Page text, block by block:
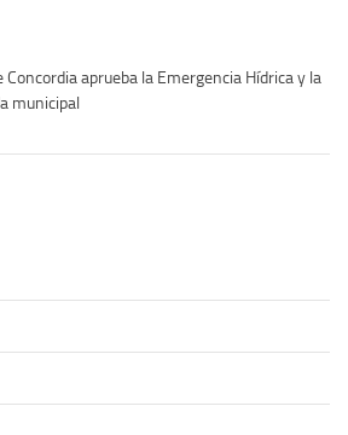
Concordia aprueba la Emergencia Hídrica y la
municipal